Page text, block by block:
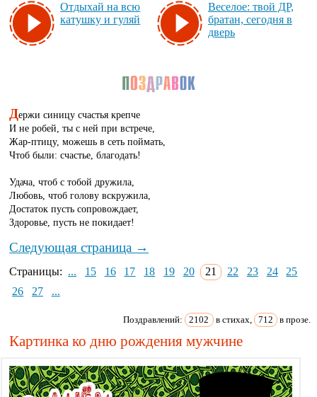
От­ды­хай на всю
ка­туш­ку и гу­ляй
Ве­се­лое: твой ДР,
бра­тан, се­год­ня в
дверь
Держи синицу счастья крепче
И не робей, ты с ней при встрече,
Жар-птицу, можешь в сеть поймать,
Чтоб были: счастье, благодать!
Удача, чтоб с тобой дружила,
Любовь, чтоб голову вскружила,
Достаток пусть сопровождает,
Здоровье, пусть не покидает!
Следующая страница →
Страницы: ... 15 16 17 18 19 20 21 22 23 24
25
26
27 ...
Поздравлений: 2102 в стихах, 712 в прозе.
Картинка ко дню рождения мужчине